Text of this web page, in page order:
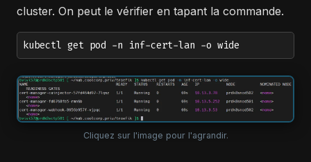
cluster. On peut le vérifier en tapant la commande.
kubectl get pod -n inf-cert-lan -o wide
Cliquez sur l'image pour l'agrandir.